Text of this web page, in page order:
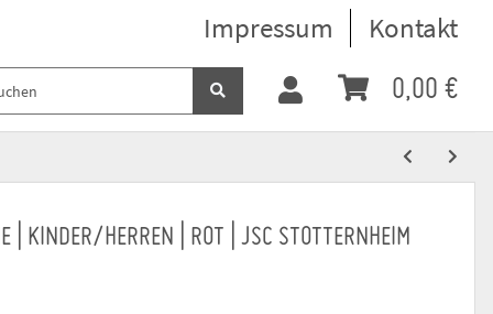
Impressum Kontakt
0,00 €
| KINDER/HERREN | ROT | JSC STOTTERNHEIM